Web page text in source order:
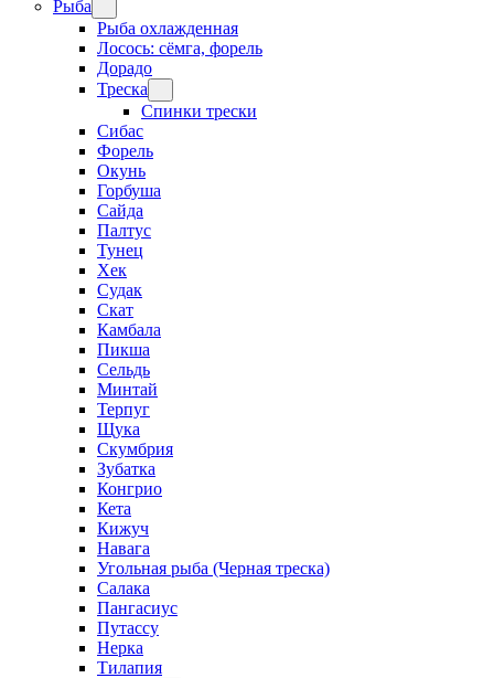
Рыба
Рыба охлажденная
Лосось: сёмга, форель
Дорадо
Треска
Спинки трески
Сибас
Форель
Окунь
Горбуша
Сайда
Палтус
Тунец
Хек
Судак
Скат
Камбала
Пикша
Сельдь
Минтай
Терпуг
Щука
Скумбрия
Зубатка
Конгрио
Кета
Кижуч
Навага
Угольная рыба (Черная треска)
Салака
Пангасиус
Путассу
Нерка
Тилапия